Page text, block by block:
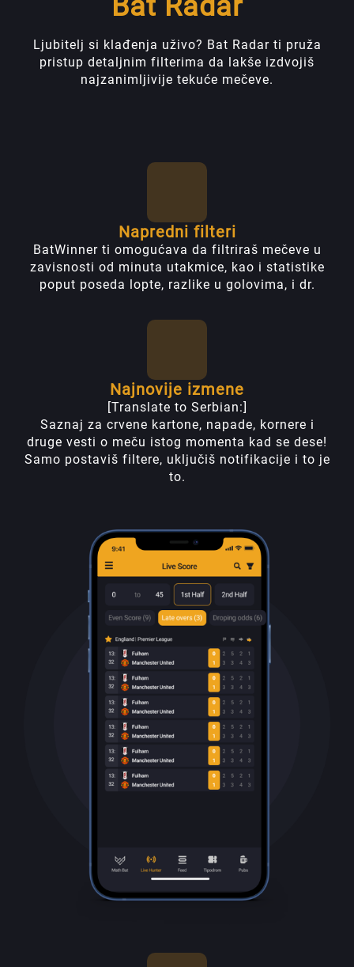
Ljubitelj si klađenja uživo? Bat Radar ti pruža
pristup detaljnim filterima da lakše izdvojiš
najzanimljivije tekuće mečeve.
Napredni filteri
BatWinner ti omogućava da filtriraš mečeve u
zavisnosti od minuta utakmice, kao i statistike
poput poseda lopte, razlike u golovima, i dr.
Najnovije izmene
[Translate to Serbian:]
Saznaj za crvene kartone, napade, kornere i
druge vesti o meču istog momenta kad se dese!
Samo postaviš filtere, uključiš notifikacije i to je
to.